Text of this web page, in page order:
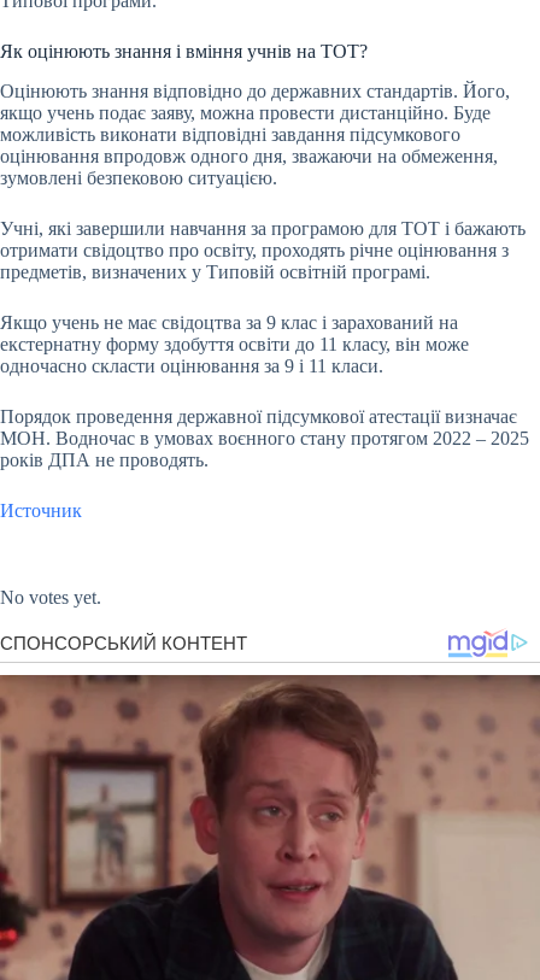
Як оцінюють знання і вміння учнів на ТОТ?
Оцінюють знання відповідно до державних стандартів. Його,
якщо учень подає заяву, можна провести дистанційно. Буде
можливість виконати відповідні завдання підсумкового
оцінювання впродовж одного дня, зважаючи на обмеження,
зумовлені безпековою ситуацією.
Учні, які завершили навчання за програмою для ТОТ і бажають
отримати свідоцтво про освіту, проходять річне оцінювання з
предметів, визначених у Типовій освітній програмі.
Якщо учень не має свідоцтва за 9 клас і зарахований на
екстернатну форму здобуття освіти до 11 класу, він може
одночасно скласти оцінювання за 9 і 11 класи.
Порядок проведення державної підсумкової атестації визначає
МОН. Водночас в умовах воєнного стану протягом 2022 – 2025
років ДПА не проводять.
Источник
No votes yet.